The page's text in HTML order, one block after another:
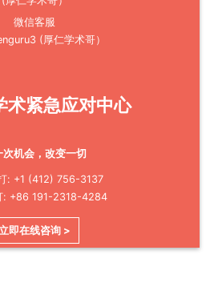
微信客服
(厚仁学术哥）
术紧急应对中心
次机会，改变一切
: +1 (412) 756-3137
: +86 191-2318-4284
即在线咨询 >